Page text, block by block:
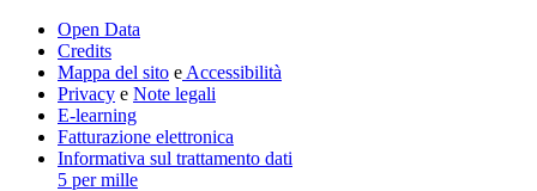
Open Data
Credits
Mappa del sito e Accessibilità
Privacy e Note legali
E-learning
Fatturazione elettronica
Informativa sul trattamento dati
5 per mille